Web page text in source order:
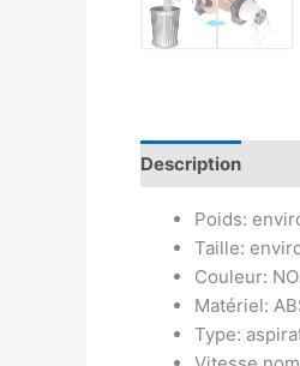
Description
Poids:
Taille:
Couleur:
Matériel:
Type: